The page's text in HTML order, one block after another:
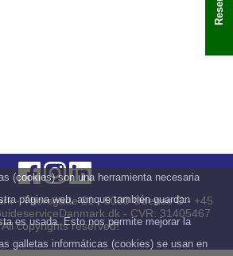
- Thorsgade 21 - 5000 Odense C - +45
- CVR: 31405467
copyrights reserved!
(cookies) son una herramienta necesaria
página web, aunque también guardan
es usada. Esto nos permite mejorar la
galletas informáticas (cookies) se usan en